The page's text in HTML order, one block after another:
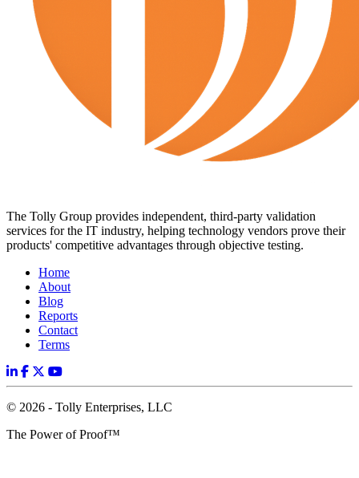
The Tolly Group provides independent, third-party validation
services for the IT industry, helping technology vendors prove their
products' competitive advantages through objective testing.
Home
About
Blog
Reports
Contact
Terms
© 2026 - Tolly Enterprises, LLC
The Power of Proof™